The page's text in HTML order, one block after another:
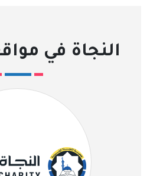
النجاة في